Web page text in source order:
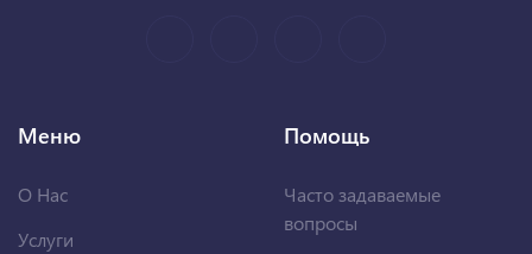
Меню
О Нас
Услуги
Помощь
Часто задаваемые
вопросы